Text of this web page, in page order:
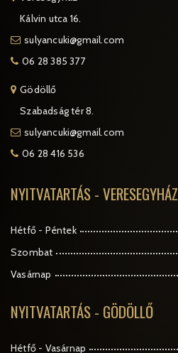
Kálvin utca 16.
sulyancuki@gmail.com
06 28 385 377
Gödöllő
Szabadság tér 8.
sulyancuki@gmail.com
06 28 416 536
NYITVATARTÁS - VERESEGYHÁZ
Hétfő - Péntek
Szombat
Vasárnap
NYITVATARTÁS - GÖDÖLLŐ
Hétfő - Vasárnap